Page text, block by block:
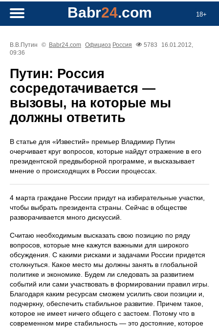
18+
Babr24.com
В.В.Путин © Babr24.com Официоз Россия 5783
16.01.2012,
09:36
Путин: Россия
сосредотачивается —
вызовы, на которые мы
должны ответить
В статье для «Известий» премьер Владимир Путин
очерчивает круг вопросов, которые найдут отражение в его
президентской предвыборной программе, и высказывает
мнение о происходящих в России процессах.
4 марта граждане России придут на избирательные участки,
чтобы выбрать президента страны. Сейчас в обществе
разворачивается много дискуссий.
Считаю необходимым высказать свою позицию по ряду
вопросов, которые мне кажутся важными для широкого
обсуждения. С какими рисками и задачами России придется
столкнуться. Какое место мы должны занять в глобальной
политике и экономике. Будем ли следовать за развитием
событий или сами участвовать в формировании правил игры.
Благодаря каким ресурсам сможем усилить свои позиции и,
подчеркну, обеспечить стабильное развитие. Причем такое,
которое не имеет ничего общего с застоем. Потому что в
современном мире стабильность — это достояние, которое